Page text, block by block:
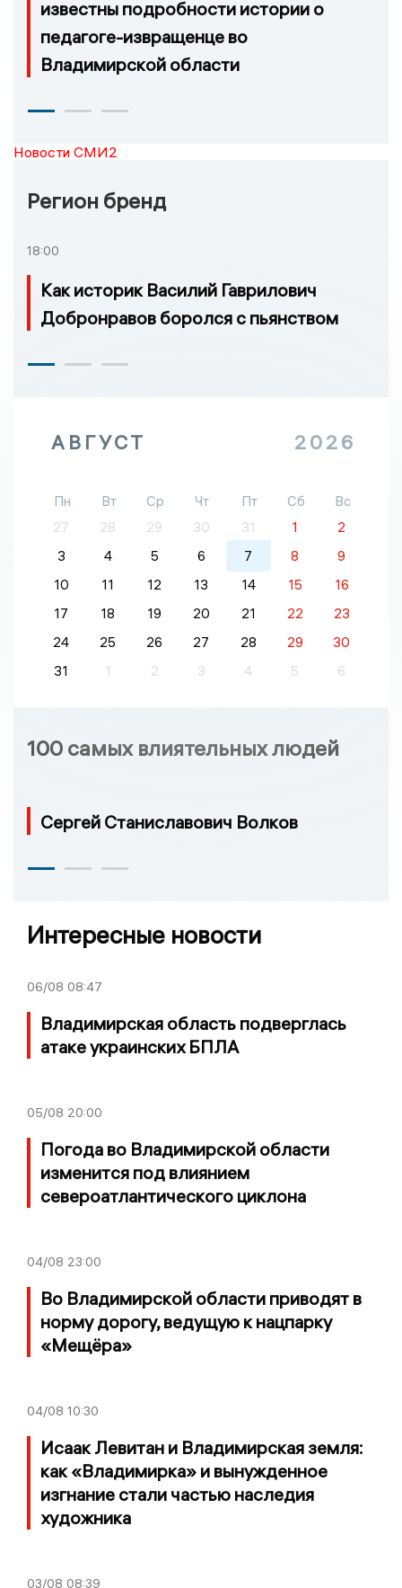
известны подробности истории о
педагоге-извращенце во
Владимирской области
Новости СМИ2
Регион бренд
18:00
Как историк Василий Гаврилович
Добронравов боролся с пьянством
АВГУСТ 2026
Пн Вт Ср Чт Пт Сб
Вс
27
28 29 30 31 1
2
3
4 5 6 7 8
9
10
11 12 13 14 15
16
17
18 19 20 21 22
23
24
25 26 27 28 29
30
31
1 2 3 4 5 6
100 самых влиятельных людей
Сергей Станиславович Волков
Интересные новости
06/08 08:47
Владимирская область подверглась
атаке украинских БПЛА
05/08 20:00
Погода во Владимирской области
изменится под влиянием
североатлантического циклона
04/08 23:00
Во Владимирской области приводят в
норму дорогу, ведущую к нацпарку
«Мещёра»
04/08 10:30
Исаак Левитан и Владимирская земля:
как «Владимирка» и вынужденное
изгнание стали частью наследия
художника
03/08 08:39